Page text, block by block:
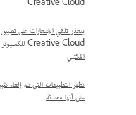
Creative Cloud
يتعذر تلقي الإشعارات على تطبيق
Creative Cloud للكمبيوتر
المكتبي
تظهر التطبيقات التي تم إلغاء
على أنها محدثة